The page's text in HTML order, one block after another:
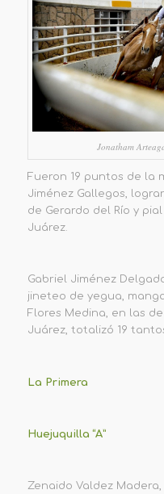
Jonatham
Fueron 19 puntos de la
Jiménez Gallegos,
de Gerardo del Río y
Juárez.
Gabriel Jiménez
jineteo de yegua,
Flores Medina, en las
Juárez, totalizó 19
La Primera
Huejuquilla “A”
Zenaido Valdez